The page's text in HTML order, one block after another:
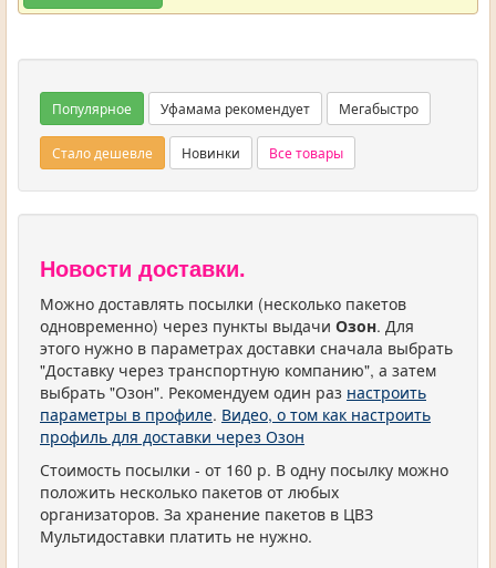
Популярное Уфамама рекомендует Мегабыстро
Стало дешевле Новинки Все товары
Новости доставки.
Можно доставлять посылки (несколько пакетов
одновременно) через пункты выдачи Озон. Для
этого нужно в параметрах доставки сначала выбрать
"Доставку через транспортную компанию", а затем
выбрать "Озон". Рекомендуем один раз настроить
параметры в профиле. Видео, о том как настроить
профиль для доставки через Озон
Стоимость посылки - от 160 р. В одну посылку можно
положить несколько пакетов от любых
организаторов. За хранение пакетов в ЦВЗ
Мультидоставки платить не нужно.